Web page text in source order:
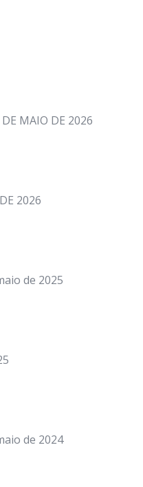
MAIO DE 2026
2026
de 2025
de 2024